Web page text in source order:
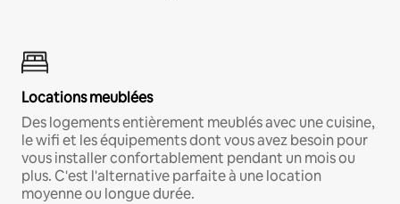
Locations meublées
Des logements entièrement meublés avec une cuisine,
le wifi et les équipements dont vous avez besoin pour
vous installer confortablement pendant un mois ou
plus. C'est l'alternative parfaite à une location
moyenne ou longue durée.